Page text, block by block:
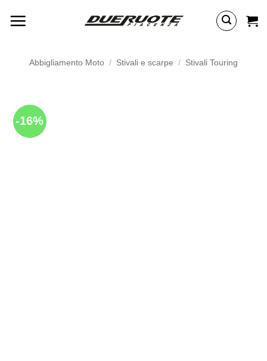
Abbigliamento Moto / Stivali e scarpe / Stivali Touring
-16%